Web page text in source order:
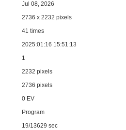
Jul 08, 2026
2736 x 2232 pixels
41 times
2025:01:16 15:51:13
1
2232 pixels
2736 pixels
0 EV
Program
19/13629 sec